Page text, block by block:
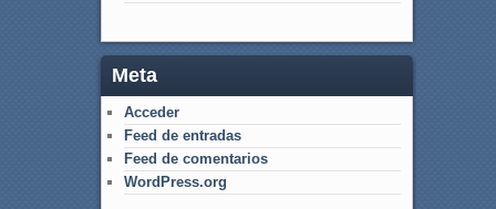
Meta
Acceder
Feed de entradas
Feed de comentarios
WordPress.org